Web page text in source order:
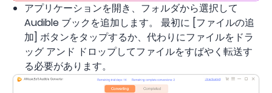
アプリケーションを開き、フォルダから選択して
Audible ブックを追加します。 最初に [ファイルの追
加] ボタンをタップするか、代わりにファイルをドラ
ッグ アンド ドロップしてファイルをすばやく転送す
る必要があります。